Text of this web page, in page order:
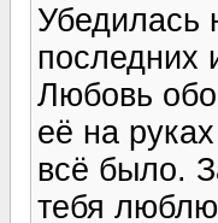
Убедилась
последних
Любовь
её на
всё было.
тебя